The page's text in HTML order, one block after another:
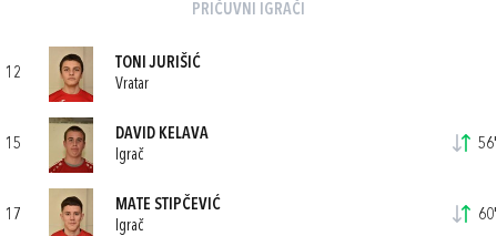
PRIČUVNI IGRAČI
12
TONI JURIŠIĆ
Vratar
15
DAVID KELAVA
Igrač
56'
17
MATE STIPČEVIĆ
Igrač
60'